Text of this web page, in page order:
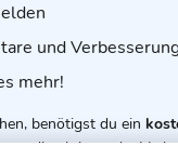
und
mehr!
benötigst du ein
es dir, aktiv an der